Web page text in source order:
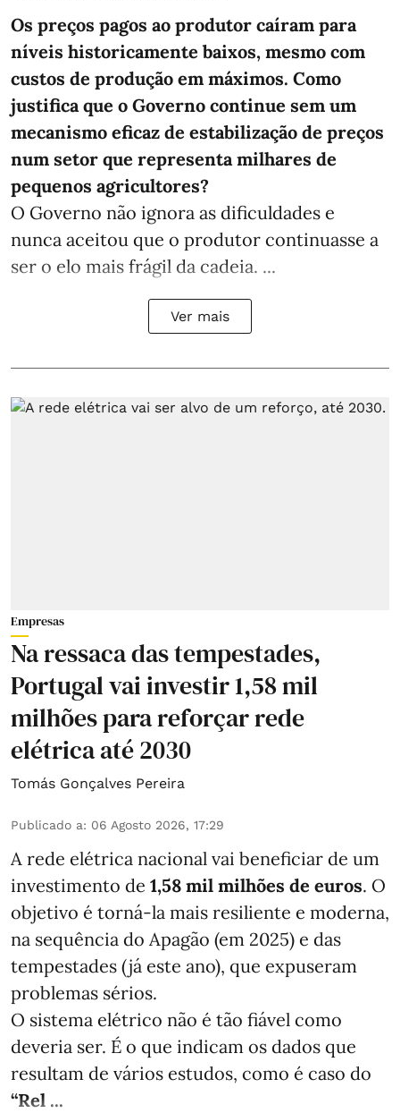
Os preços pagos ao produtor caíram para
níveis historicamente baixos, mesmo com
custos de produção em máximos. Como
justifica que o Governo continue sem um
mecanismo eficaz de estabilização de preços
num setor que representa milhares de
pequenos agricultores?
O Governo não ignora as dificuldades e
nunca aceitou que o produtor continuasse a
ser o elo mais frágil da cadeia. ...
Ver mais
Empresas
Na ressaca das tempestades,
Portugal vai investir 1,58 mil
milhões para reforçar rede
elétrica até 2030
Tomás Gonçalves Pereira
Publicado a: 06 Agosto 2026, 17:29
A rede elétrica nacional vai beneficiar de um
investimento de 1,58 mil milhões de euros. O
objetivo é torná-la mais resiliente e moderna,
na sequência do Apagão (em 2025) e das
tempestades (já este ano), que expuseram
problemas sérios.
O sistema elétrico não é tão fiável como
deveria ser. É o que indicam os dados que
resultam de vários estudos, como é caso do
“Rel ...